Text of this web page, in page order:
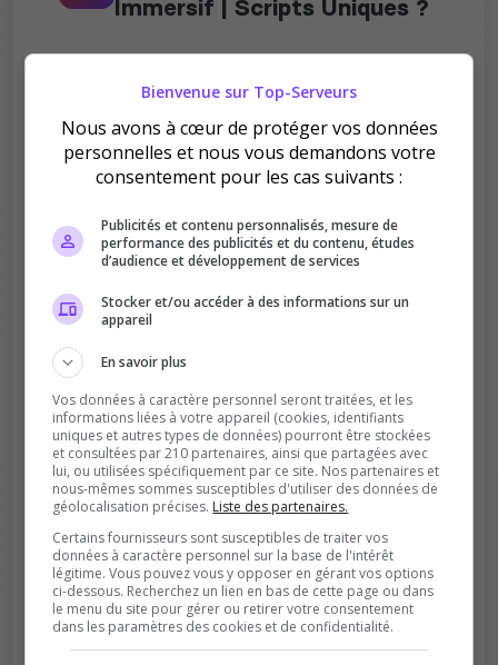
Immersif | Scripts Uniques ?
Améliore le classement
classement
Soutient la communauté
Plus de visibilité = plus de joueurs
Récompenses possibles
Bienvenue sur Top-Serveurs
Nous avons à cœur de protéger vos données
personnelles et nous vous demandons votre
consentement pour les cas suivants :
Publicités et contenu personnalisés, mesure de
performance des publicités et du contenu, études
d’audience et développement de services
Stocker et/ou accéder à des informations sur un
appareil
En savoir plus
Vos données à caractère personnel seront traitées, et les
informations liées à votre appareil (cookies, identifiants
uniques et autres types de données) pourront être stockées
et consultées par 210 partenaires, ainsi que partagées avec
lui, ou utilisées spécifiquement par ce site. Nos partenaires et
nous-mêmes sommes susceptibles d'utiliser des données de
géolocalisation précises. Liste des partenaires.
Certains fournisseurs sont susceptibles de traiter vos
données à caractère personnel sur la base de l'intérêt
légitime. Vous pouvez vous y opposer en gérant vos options
ci-dessous. Recherchez un lien en bas de cette page ou dans
le menu du site pour gérer ou retirer votre consentement
dans les paramètres des cookies et de confidentialité.